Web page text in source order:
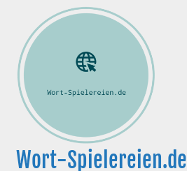
Wort-Spielereien.de